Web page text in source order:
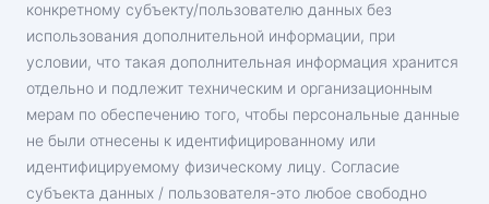
конкретному субъекту/пользователю данных без
использования дополнительной информации, при
условии, что такая дополнительная информация хранится
отдельно и подлежит техническим и организационным
мерам по обеспечению того, чтобы персональные данные
не были отнесены к идентифицированному или
идентифицируемому физическому лицу. Согласие
субъекта данных / пользователя-это любое свободно